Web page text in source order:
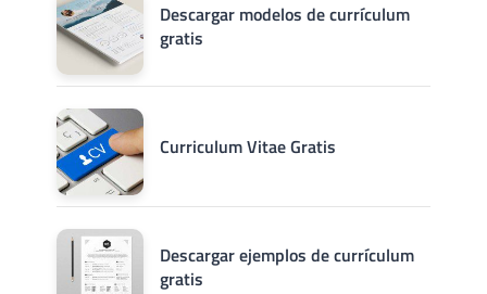
Descargar modelos de currículum
gratis
Curriculum Vitae Gratis
Descargar ejemplos de currículum
gratis